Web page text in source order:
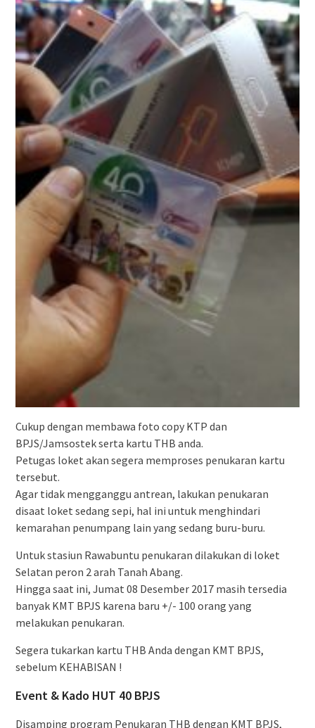
Cukup dengan membawa foto copy KTP dan
BPJS/Jamsostek serta kartu THB anda.
Petugas loket akan segera memproses penukaran kartu
tersebut.
Agar tidak mengganggu antrean, lakukan penukaran
disaat loket sedang sepi, hal ini untuk menghindari
kemarahan penumpang lain yang sedang buru-buru.
Untuk stasiun Rawabuntu penukaran dilakukan di loket
Selatan peron 2 arah Tanah Abang.
Hingga saat ini, Jumat 08 Desember 2017 masih tersedia
banyak KMT BPJS karena baru +/- 100 orang yang
melakukan penukaran.
Segera tukarkan kartu THB Anda dengan KMT BPJS,
sebelum KEHABISAN !
Event & Kado HUT 40 BPJS
Disamping program Penukaran THB dengan KMT BPJS,